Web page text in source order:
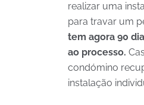
realizar uma
para travar um
tem agora 90
ao processo.
condómino
instalação